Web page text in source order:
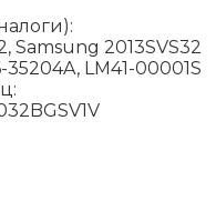
Samsung 2013SVS32
LM41-00001S